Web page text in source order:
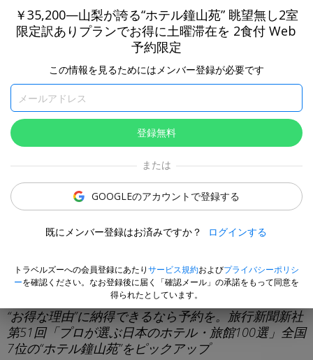
山梨・富士吉田
￥35,200—山梨が誇る“ホテル鐘山苑” 眺望
無し2室限定訳ありプランでお得に土曜滞
在を 2食付 Web予約限定
Aki Sato
旅のエキスパート
“お得な理由”に納得できるなら予約を。旅行新聞新社
第51回「プロが選ぶ日本のホテル・旅館100選」全国
7位の“ホテル鐘山苑”をピックアップ
￥35,200—山梨が誇る“ホテル鐘山苑” 眺望無し2室
限定訳ありプランでお得に土曜滞在を 2食付 Web
予約限定
この情報を見るためにはメンバー登録が必要です
登録無料
または
GOOGLEのアカウントで登録する
既にメンバー登録はお済みですか？ ログインする
トラベルズーへの会員登録にあたりサービス規約およびプライバシーポリシ
ーを確認ください。なお登録後に届く「確認メール」の承諾をもって同意を
得られたとしています。